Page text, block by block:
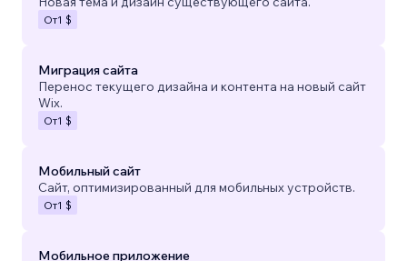
От1 $
Миграция сайта
Перенос текущего дизайна и контента на новый сайт
Wix.
От1 $
Мобильный сайт
Сайт, оптимизированный для мобильных устройств.
От1 $
Мобильное приложение